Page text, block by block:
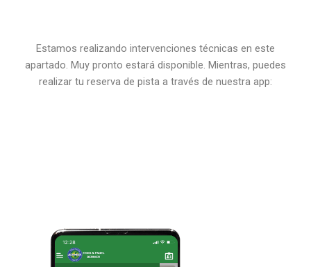
Estamos realizando intervenciones técnicas en este
apartado. Muy pronto estará disponible. Mientras, puedes
realizar tu reserva de pista a través de nuestra app: